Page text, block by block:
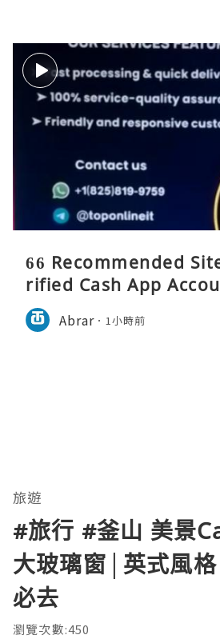
66 Recommended
rified Cash App
Abrar 1小時前
旅遊
#旅行 #釜山 美景
大玻璃窗│英式風
必去
瀏覽次數:450